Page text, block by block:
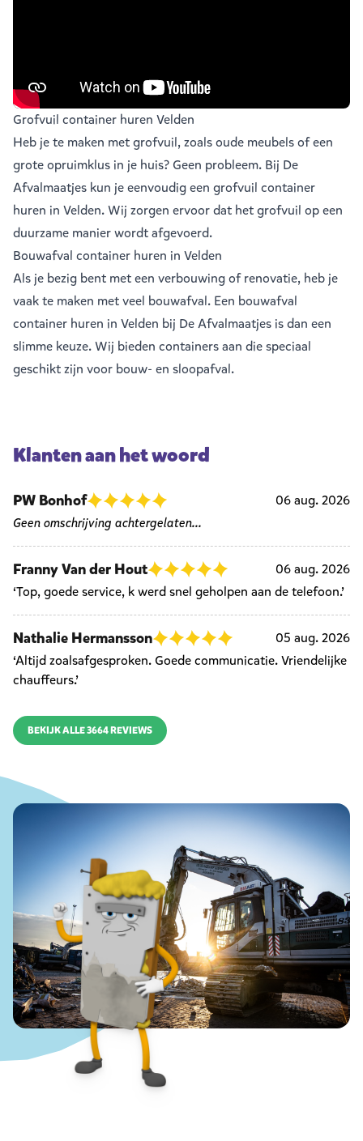
Grofvuil container huren Velden
Heb je te maken met grofvuil, zoals oude meubels of een
grote opruimklus in je huis? Geen probleem. Bij De
Afvalmaatjes kun je eenvoudig een grofvuil container
huren in Velden. Wij zorgen ervoor dat het grofvuil op een
duurzame manier wordt afgevoerd.
Bouwafval container huren in Velden
Als je bezig bent met een verbouwing of renovatie, heb je
vaak te maken met veel bouwafval. Een bouwafval
container huren in Velden bij De Afvalmaatjes is dan een
slimme keuze. Wij bieden containers aan die speciaal
geschikt zijn voor bouw- en sloopafval.
Klanten aan het woord
PW Bonhof
06 aug. 2026
Geen omschrijving achtergelaten...
Franny Van der Hout
06 aug. 2026
‘Top, goede service, k werd snel geholpen aan de telefoon.’
Nathalie Hermansson
05 aug. 2026
‘Altijd zoalsafgesproken. Goede communicatie. Vriendelijke
chauffeurs.’
BEKIJK ALLE 3664 REVIEWS